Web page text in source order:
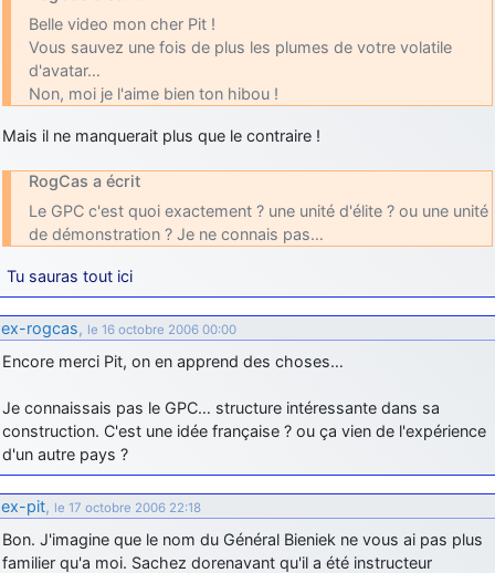
les photo des anciens appareils de l'armée de l'air de la haute -volta
d9pouces: Ça me casse quand même bien les pieds, j’avoue
jericho: Pour moi tout est à nouveau OK dirait-on… Merci à toi.
d9pouces: En espérant n’avoir coupé les accessoires de personne
d9pouces: j'ai trouvé un palliatif un peu violent, mais ça devrait aller
un peu mieux
d9pouces: cette fois, c'est le Brésil et Singapour qui mettent le site
par terre
jericho: Ah ben je peux te confirmer que j'étais resté dans le filtre…
d9pouces: Désolé ! Mon filtrage a été un peu trop violent
tout voir
Belle video mon cher Pit !
Vous sauvez une fois de plus les plumes de votre volatile
d'avatar…
Non, moi je l'aime bien ton hibou !
Mais il ne manquerait plus que le contraire !
RogCas a écrit
Le GPC c'est quoi exactement ? une unité d'élite ? ou une unité
de démonstration ? Je ne connais pas…
Tu sauras tout ici
ex-rogcas, le 16 octobre 2006 00:00
Encore merci Pit, on en apprend des choses…
Je connaissais pas le GPC… structure intéressante dans sa
construction. C'est une idée française ? ou ça vien de l'expérience
d'un autre pays ?
ex-pit, le 17 octobre 2006 22:18
Bon. J'imagine que le nom du Général Bieniek ne vous ai pas plus
familier qu'a moi. Sachez dorenavant qu'il a été instructeur